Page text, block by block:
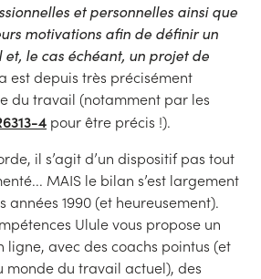
et personnelles ainsi que
motivations afin de définir un
le cas échéant, un projet de
est depuis très précisément
du travail (notamment par les
4 pour être précis !).
il s’agit d’un dispositif pas tout
MAIS le bilan s’est largement
années 1990 (et heureusement).
Ulule vous propose un
ligne, avec des coachs pointus (et
monde du travail actuel), des